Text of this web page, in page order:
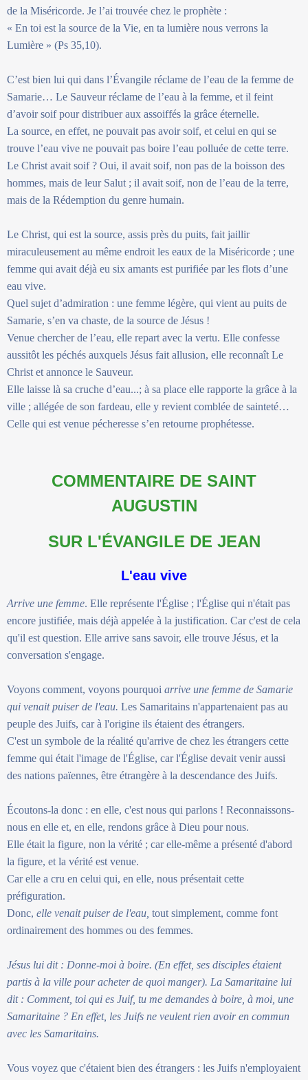
de la Miséricorde. Je l’ai trouvée chez le prophète :
« En toi est la source de la Vie, en ta lumière nous verrons la
Lumière » (Ps 35,10).
C’est bien lui qui dans l’Évangile réclame de l’eau de la femme de
Samarie… Le Sauveur réclame de l’eau à la femme, et il feint
d’avoir soif pour distribuer aux assoiffés la grâce éternelle.
La source, en effet, ne pouvait pas avoir soif, et celui en qui se
trouve l’eau vive ne pouvait pas boire l’eau polluée de cette terre.
Le Christ avait soif ? Oui, il avait soif, non pas de la boisson des
hommes, mais de leur Salut ; il avait soif, non de l’eau de la terre,
mais de la Rédemption du genre humain.
Le Christ, qui est la source, assis près du puits, fait jaillir
miraculeusement au même endroit les eaux de la Miséricorde ; une
femme qui avait déjà eu six amants est purifiée par les flots d’une
eau vive.
Quel sujet d’admiration : une femme légère, qui vient au puits de
Samarie, s’en va chaste, de la source de Jésus !
Venue chercher de l’eau, elle repart avec la vertu. Elle confesse
aussitôt les péchés auxquels Jésus fait allusion, elle reconnaît Le
Christ et annonce le Sauveur.
Elle laisse là sa cruche d’eau...; à sa place elle rapporte la grâce à la
ville ; allégée de son fardeau, elle y revient comblée de sainteté…
Celle qui est venue pécheresse s’en retourne prophétesse.
COMMENTAIRE DE SAINT
AUGUSTIN
SUR L'ÉVANGILE DE JEAN
L'eau vive
Arrive une femme. Elle représente l'Église ; l'Église qui n'était pas
encore justifiée, mais déjà appelée à la justification. Car c'est de cela
qu'il est question. Elle arrive sans savoir, elle trouve Jésus, et la
conversation s'engage.
Voyons comment, voyons pourquoi arrive une femme de Samarie
qui venait puiser de l'eau. Les Samaritains n'appartenaient pas au
peuple des Juifs, car à l'origine ils étaient des étrangers.
C'est un symbole de la réalité qu'arrive de chez les étrangers cette
femme qui était l'image de l'Église, car l'Église devait venir aussi
des nations païennes, être étrangère à la descendance des Juifs.
Écoutons-la donc : en elle, c'est nous qui parlons ! Reconnaissons-
nous en elle et, en elle, rendons grâce à Dieu pour nous.
Elle était la figure, non la vérité ; car elle-même a présenté d'abord
la figure, et la vérité est venue.
Car elle a cru en celui qui, en elle, nous présentait cette
préfiguration.
Donc, elle venait puiser de l'eau, tout simplement, comme font
ordinairement des hommes ou des femmes.
Jésus lui dit : Donne-moi à boire. (En effet, ses disciples étaient
partis à la ville pour acheter de quoi manger). La Samaritaine lui
dit : Comment, toi qui es Juif, tu me demandes à boire, à moi, une
Samaritaine ? En effet, les Juifs ne veulent rien avoir en commun
avec les Samaritains.
Vous voyez que c'étaient bien des étrangers : les Juifs n'employaient